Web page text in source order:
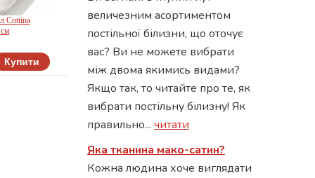
Cottina
Купити
величезним асортиментом
постільної білизни, що оточує
вас? Ви не можете вибрати
між двома якимись видами?
Якщо так, то читайте про те, як
вибрати постільну білизну! Як
правильно... читати
Яка тканина мако-сатин?
Кожна людина хоче виглядати